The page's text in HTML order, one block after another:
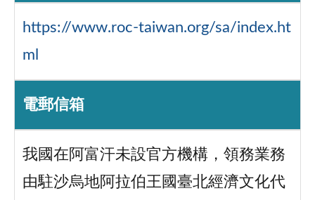
https://www.roc-taiwan.org/sa/index.ht
ml
電郵信箱
我國在阿富汗未設官方機構，領務業務
由駐沙烏地阿拉伯王國臺北經濟文化代